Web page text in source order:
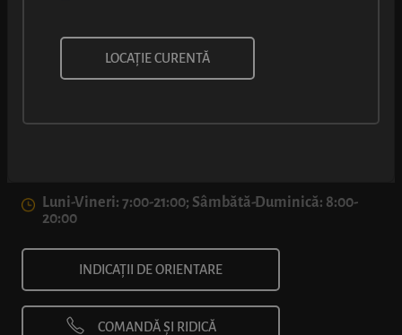
Str. Ștefan cel Mare, 36-40, Constanța
Luni-Vineri: 7:00-21:00; Sâmbătă-Duminică: 8:00-
20:00
INDICAȚII DE ORIENTARE
COMANDĂ ȘI RIDICĂ
LOCAȚIE CURENTĂ